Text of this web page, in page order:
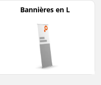
Bannières en L